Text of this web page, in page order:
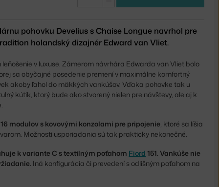
pohovku Develius s Chaise Longue navrhol pre
holandský dizajnér Edward van Vliet.
leňošenie v luxuse. Zámerom návrhára Edwarda van Vliet bolo
sa obyčajné posedenie premení v maximálne komfortný
akoby ľahol do mäkkých vankúšov. Vďaka pohovke tak u
kútik, ktorý bude ako stvorený nielen pre návštevy, ale aj k
modulov s kovovými konzolami pre pripojenie, ktoré sa líšia
Možnosti usporiadania sú tak prakticky nekonečné.
k variante C s textilným poťahom Fiord 151. Vankúše nie
Iná konfigurácia či prevedení s odlišným poťahom na